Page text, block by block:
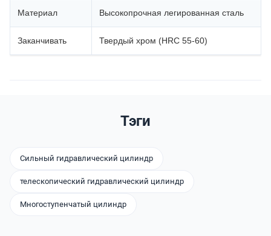
Материал Высокопрочная легированная сталь
Заканчивать Твердый хром (HRC 55-60)
Тэги
Сильный гидравлический цилиндр
телескопический гидравлический цилиндр
Многоступенчатый цилиндр